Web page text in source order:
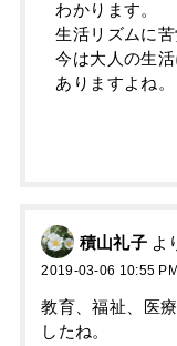
わかります。
生活リズムに
今は大人の生
ありますよね。
積山礼子 よ
2019-03-06 10:55 PM
教育、福祉、医
したね。